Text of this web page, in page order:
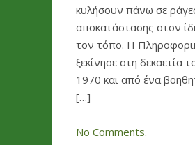
κυλήσουν πάνω σε
αποκατάστασης στον
τον τόπο. Η
ξεκίνησε στη δεκαετία
1970 και από ένα
[…]
No Comments.